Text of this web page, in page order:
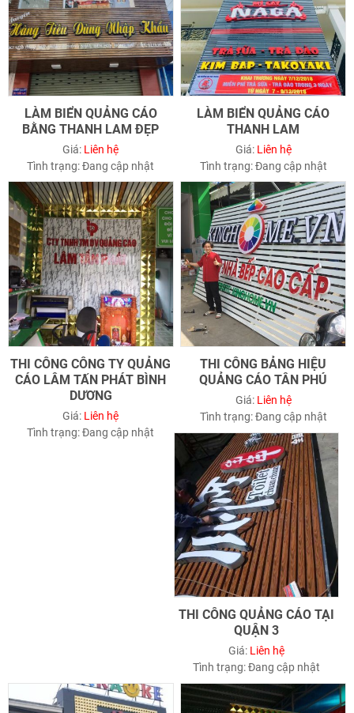
LÀM BIỂN QUẢNG CÁO
BẰNG THANH LAM ĐẸP
Giá: Liên hệ
Tình trạng:Đang cập nhật
LÀM BIỂN QUẢNG CÁO
THANH LAM
Giá: Liên hệ
Tình trạng:Đang cập nhật
THI CÔNG CÔNG TY QUẢNG
CÁO LÂM TẤN PHÁT BÌNH
DƯƠNG
Giá: Liên hệ
Tình trạng:Đang cập nhật
THI CÔNG BẢNG HIỆU
QUẢNG CÁO TÂN PHÚ
Giá: Liên hệ
Tình trạng:Đang cập nhật
THI CÔNG QUẢNG CÁO TẠI
QUẬN 3
Giá: Liên hệ
Tình trạng:Đang cập nhật